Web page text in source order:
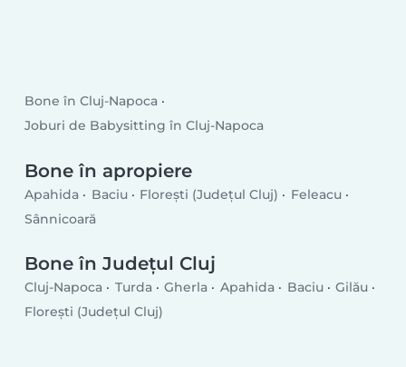
Bone în Cluj-Napoca
Joburi de Babysitting în Cluj-Napoca
Bone în apropiere
Apahida Baciu Floreşti (Județul Cluj)
Feleacu
Sânnicoară
Bone în Județul Cluj
Cluj-Napoca Turda Gherla Apahida Baciu
Gilău
Floreşti (Județul Cluj)